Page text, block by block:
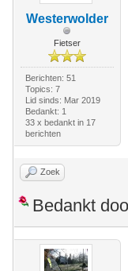
Westerwolder
Fietser
Berichten: 51
Topics: 7
Lid sinds: Mar 2019
Bedankt: 1
33 x bedankt in 17
berichten
Zoek
Bedankt